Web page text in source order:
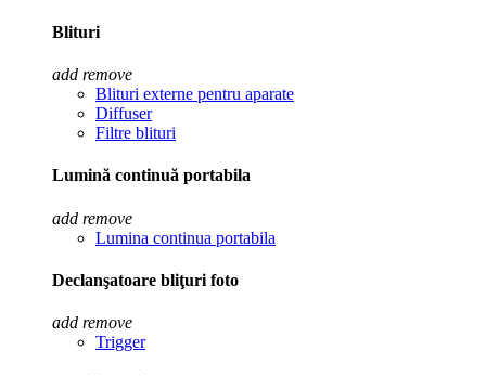
Blituri
add remove
Blituri externe pentru aparate
Diffuser
Filtre blituri
Lumină continuă portabila
add remove
Lumina continua portabila
Declanşatoare bliţuri foto
add remove
Trigger